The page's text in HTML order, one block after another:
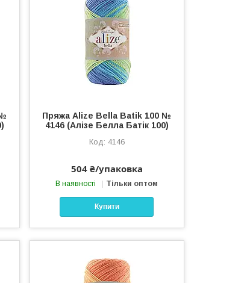
Пряжа Alize Bella Batik 100 №
4146 (Алізе Белла Батік 100)
4146
504 ₴/упаковка
В наявності Тільки оптом
Купити